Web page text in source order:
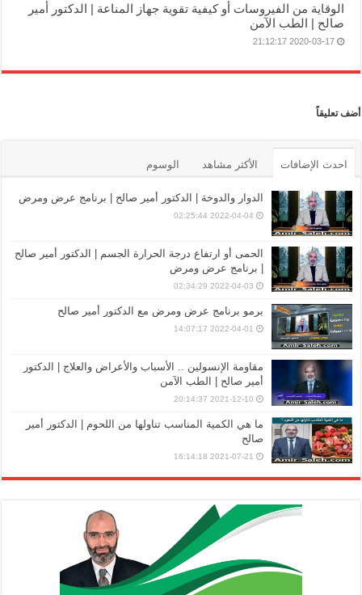
الوقاية من الفيروسات أو كيفية تقوية جهاز المناعة | الدكتور أمير
صالح | الطب الآمن
2020-03-17 21:12:17
أضف تعليقاً
احدث الإضافات الأكثر مشاهد الوسوم
الدوار والدوخة | الدكتور أمير صالح | برنامج عرض ومرض
2022-04-04 02:25:44
الحمى أو ارتفاع درجة الحرارة الجسم | الدكتور أمير صالح
| برنامج عرض ومرض
2022-04-03 02:34:29
برمو برنامج عرض ومرض مع الدكتور أمير صالح
2022-04-01 14:07:17
مقاومة الإنسولين .. الأسباب والأعراض والعلاج | الدكتور
أمير صالح | الطب الآمن
2021-12-10 20:14:37
ما هي الكمية المناسب تناولها من اللحوم | الدكتور أمير
صالح
2021-07-21 16:14:18